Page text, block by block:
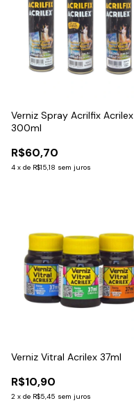
Verniz Spray Acrilfix Acrilex
300ml
R$60,70
4 x de R$15,18 sem juros
Verniz Vitral Acrilex 37ml
R$10,90
2 x de R$5,45 sem juros